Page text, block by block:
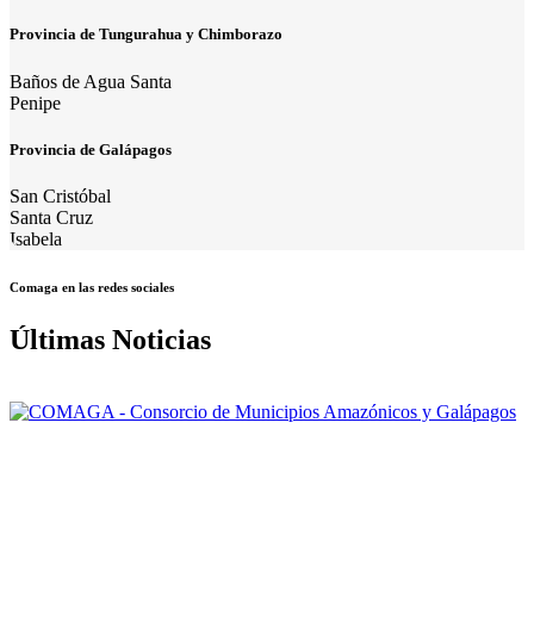
Provincia de Tungurahua y Chimborazo
Baños de Agua Santa
Penipe
Provincia de Galápagos
San Cristóbal
Santa Cruz
Isabela
Comaga en las redes sociales
Últimas Noticias